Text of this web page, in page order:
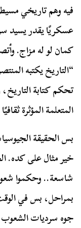
فيه وهم تاريخي
عسكريًا يقدر يسيد
كمان لو له مزاج.
“التاريخ يكتبه
تحكم كتابة
المتعلمة المؤثرة
بس الحقيقة
خير مثال على كده.
شاسعة.. وحكموا
بمراحل، بس في
جوه سرديات الشعوب